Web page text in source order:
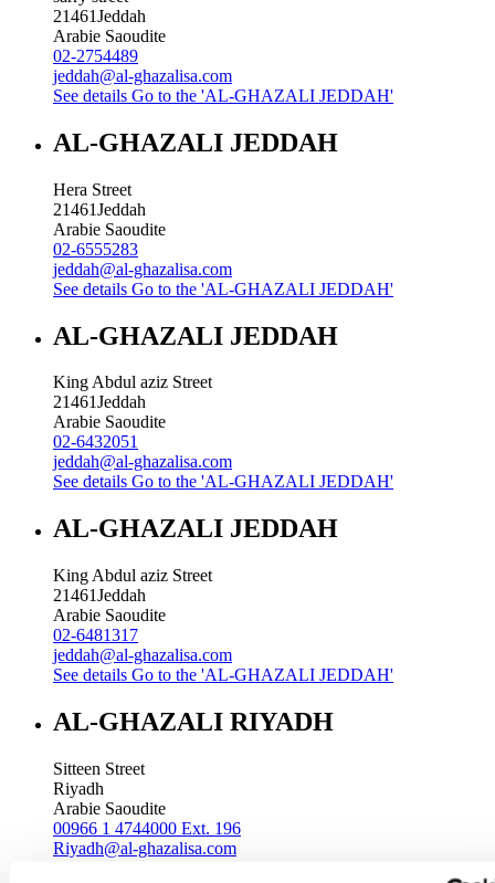
21461Jeddah
Arabie Saoudite
02-2754489
jeddah@al-ghazalisa.com
See details Go to the 'AL-GHAZALI JEDDAH'
AL-GHAZALI JEDDAH
Hera Street
21461Jeddah
Arabie Saoudite
02-6555283
jeddah@al-ghazalisa.com
See details Go to the 'AL-GHAZALI JEDDAH'
AL-GHAZALI JEDDAH
King Abdul aziz Street
21461Jeddah
Arabie Saoudite
02-6432051
jeddah@al-ghazalisa.com
See details Go to the 'AL-GHAZALI JEDDAH'
AL-GHAZALI JEDDAH
King Abdul aziz Street
21461Jeddah
Arabie Saoudite
02-6481317
jeddah@al-ghazalisa.com
See details Go to the 'AL-GHAZALI JEDDAH'
AL-GHAZALI RIYADH
Sitteen Street
Riyadh
Arabie Saoudite
00966 1 4744000 Ext. 196
Riyadh@al-ghazalisa.com